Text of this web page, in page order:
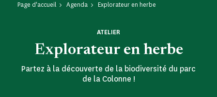
Page d'accueil Agenda Explorateur en herbe
Explorateur en herbe
ATELIER
Partez à la découverte de la biodiversité du parc
de la Colonne !